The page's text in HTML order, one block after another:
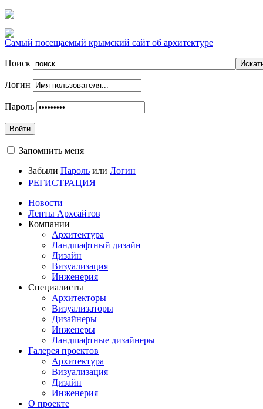
Самый посещаемый крымский сайт об архитектуре
Поиск
Логин
Пароль
Войти
Запомнить меня
Забыли Пароль или Логин
РЕГИСТРАЦИЯ
Новости
Ленты Архсайтов
Компании
Архитектура
Ландшафтный дизайн
Дизайн
Визуализация
Инженерия
Специалисты
Архитекторы
Визуализаторы
Дизайнеры
Инженеры
Ландшафтные дизайнеры
Галерея проектов
Архитектура
Визуализация
Дизайн
Инженерия
О проекте